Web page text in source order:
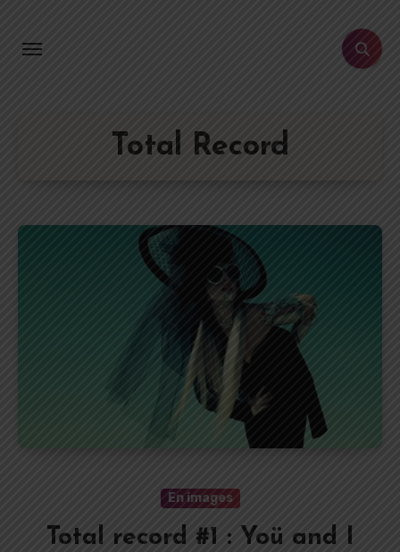
contenu
Total Record
En images
Total record #1 : Yoü and I